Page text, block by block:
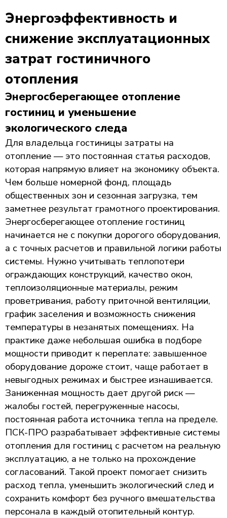
Энергоэффективность и
снижение эксплуатационных
затрат гостиничного
отопления
Энергосберегающее отопление
гостиниц и уменьшение
экологического следа
Для владельца гостиницы затраты на
отопление — это постоянная статья расходов,
которая напрямую влияет на экономику объекта.
Чем больше номерной фонд, площадь
общественных зон и сезонная загрузка, тем
заметнее результат грамотного проектирования.
Энергосберегающее отопление гостиниц
начинается не с покупки дорогого оборудования,
а с точных расчетов и правильной логики работы
системы. Нужно учитывать теплопотери
ограждающих конструкций, качество окон,
теплоизоляционные материалы, режим
проветривания, работу приточной вентиляции,
график заселения и возможность снижения
температуры в незанятых помещениях. На
практике даже небольшая ошибка в подборе
мощности приводит к переплате: завышенное
оборудование дороже стоит, чаще работает в
невыгодных режимах и быстрее изнашивается.
Заниженная мощность дает другой риск —
жалобы гостей, перегруженные насосы,
постоянная работа источника тепла на пределе.
ПСК-ПРО разрабатывает эффективные системы
отопления для гостиниц с расчетом на реальную
эксплуатацию, а не только на прохождение
согласований. Такой проект помогает снизить
расход тепла, уменьшить экологический след и
сохранить комфорт без ручного вмешательства
персонала в каждый отопительный контур.